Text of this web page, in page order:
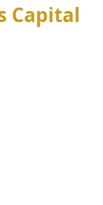
Capital